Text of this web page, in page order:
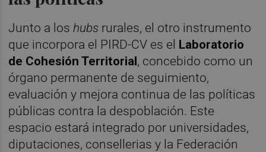
Junto a loshubs rurales, el otro instrumento
que incorpora el PIRD-CV es el Laboratorio
de Cohesión Territorial, concebido como un
órgano permanente de seguimiento,
evaluación y mejora continua de las políticas
públicas contra la despoblación. Este
espacio estará integrado por universidades,
diputaciones, consellerias y la Federación